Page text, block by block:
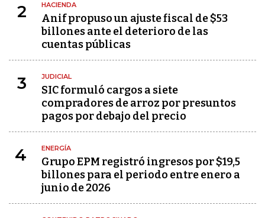
2 HACIENDA
Anif propuso un ajuste fiscal de $53
billones ante el deterioro de las
cuentas públicas
3 JUDICIAL
SIC formuló cargos a siete
compradores de arroz por presuntos
pagos por debajo del precio
4 ENERGÍA
Grupo EPM registró ingresos por $19,5
billones para el periodo entre enero a
junio de 2026